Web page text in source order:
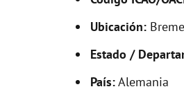
Ubicación:
Estado /
País:Alemania